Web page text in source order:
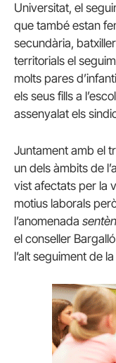
Universitat, el
que també estan
secundària,
territorials el
molts pares
els seus fills a
assenyalat els
Juntament amb el
un dels àmbits de
vist afectats per la
motius laborals
l’anomenada
el conseller
l’alt seguiment de